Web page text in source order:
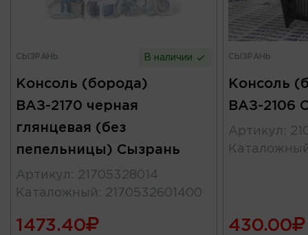
СЫЗРАНЬ В наличии
Консоль (борода)
ВАЗ-2170 черная
глянцевая (без
пепельницы) Сызрань
Артикул : 21705328014
Каталожный : 2170532601400
1473.40
СЫЗРАНЬ
Консоль
ВАЗ-2106
Артикул :
430.00